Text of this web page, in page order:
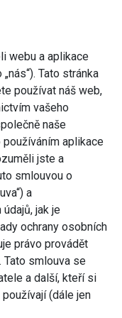
webu a aplikace
Tato stránka
používat náš web,
vašeho
naše
používáním aplikace
jste a
smlouvou o
a
jak je
ochrany osobních
právo provádět
Tato smlouva se
a další, kteří si
(dále jen